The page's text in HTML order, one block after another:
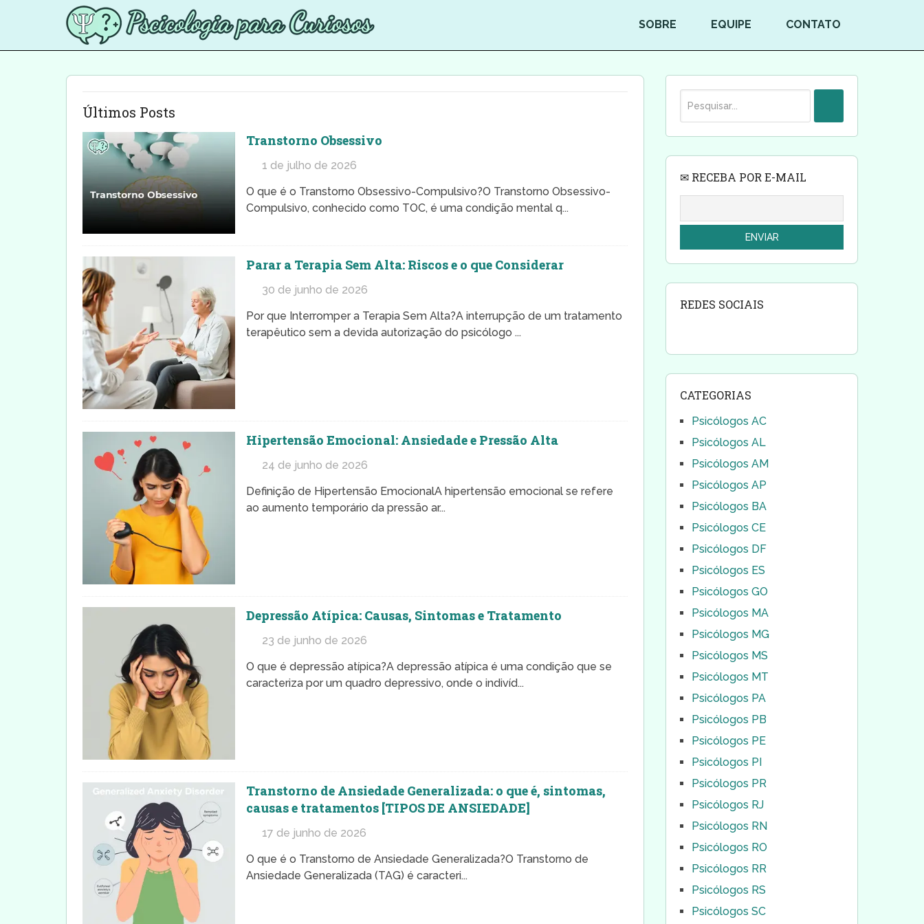
SOBRE EQUIPE CONTATO
Últimos Posts
Transtorno Obsessivo
1 de julho de 2026
O que é o Transtorno Obsessivo-Compulsivo?O Transtorno Obsessivo-
Compulsivo, conhecido como TOC, é uma condição mental q...
Parar a Terapia Sem Alta: Riscos e o que Considerar
30 de junho de 2026
Por que Interromper a Terapia Sem Alta?A interrupção de um tratamento
terapêutico sem a devida autorização do psicólogo ...
Hipertensão Emocional: Ansiedade e Pressão Alta
24 de junho de 2026
Definição de Hipertensão EmocionalA hipertensão emocional se refere
ao aumento temporário da pressão ar...
Depressão Atípica: Causas, Sintomas e Tratamento
23 de junho de 2026
O que é depressão atípica?A depressão atípica é uma condição que se
caracteriza por um quadro depressivo, onde o indivíd...
Transtorno de Ansiedade Generalizada: o que é, sintomas,
causas e tratamentos [TIPOS DE ANSIEDADE]
17 de junho de 2026
O que é o Transtorno de Ansiedade Generalizada?O Transtorno de
Ansiedade Generalizada (TAG) é caracteri...
✉ RECEBA POR E-MAIL
REDES SOCIAIS
CATEGORIAS
Psicólogos AC
Psicólogos AL
Psicólogos AM
Psicólogos AP
Psicólogos BA
Psicólogos CE
Psicólogos DF
Psicólogos ES
Psicólogos GO
Psicólogos MA
Psicólogos MG
Psicólogos MS
Psicólogos MT
Psicólogos PA
Psicólogos PB
Psicólogos PE
Psicólogos PI
Psicólogos PR
Psicólogos RJ
Psicólogos RN
Psicólogos RO
Psicólogos RR
Psicólogos RS
Psicólogos SC